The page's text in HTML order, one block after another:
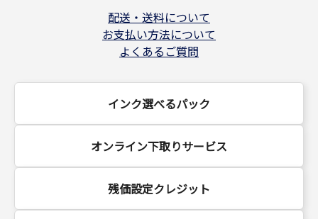
配送・送料について
お支払い方法について
よくあるご質問
インク選べるパック
オンライン下取りサービス
残価設定クレジット